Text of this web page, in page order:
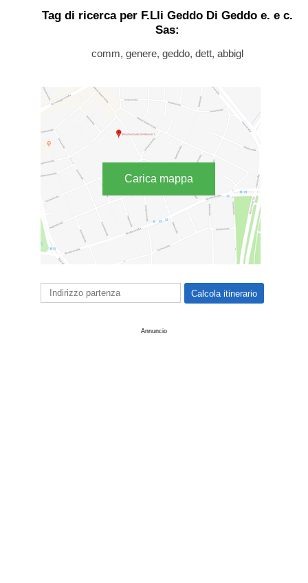
Tag di ricerca per F.Lli Geddo Di Geddo e. e c.
Sas:
comm, genere, geddo, dett, abbigl
Carica mappa
Annuncio